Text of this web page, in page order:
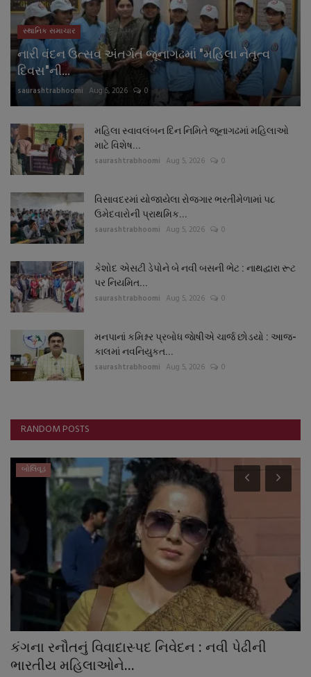
સ્થાનિક સમાચાર
નારી વંદન ઉત્સવ અંતર્ગત જૂનાગઢમાં "મહિલા નેતૃત્વ
દિવસ"ની...
saurashtrabhoomi Aug 5, 2026 0
મહિલા સ્વાવલંબન દિન નિમિતે જૂનાગઢમાં મહિલાઓ
માટે વિશેષ...
saurashtrabhoomi Aug 5, 2026 0
વિસાવદરમાં યોજાયેલા રોજગાર ભરતીમેળામાં ૫૮
ઉમેદવારોની પ્રાથમિક...
saurashtrabhoomi Aug 5, 2026 0
કેશોદ એસટી ડેપોને બે નવી બસની ભેટ : નાથદ્વારા રૂટ
પર નિયમિત...
saurashtrabhoomi Aug 5, 2026 0
મનપાનાં કમિશ્નર પ્રબોધ જાેષીએ ચાર્જ છોડયો : આજ-
કાલમાં નવનિયુકત...
saurashtrabhoomi Aug 5, 2026 0
RANDOM POSTS
બોલિવૂડ
કંગના રનૌતનું વિવાદાસ્પદ નિવેદન : નવી પેઢીની
ભારતીય મહિલાઓને...